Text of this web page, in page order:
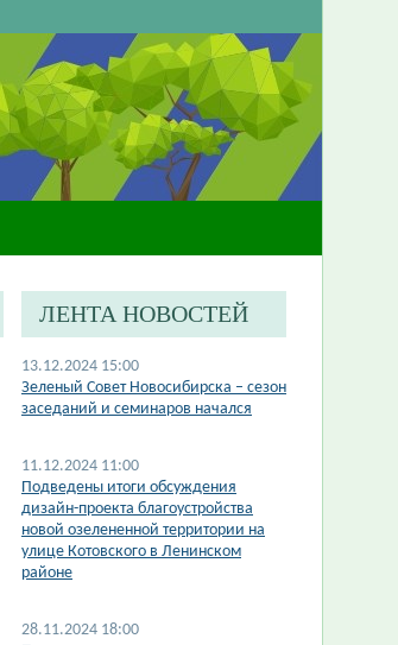
ЛЕНТА НОВОСТЕЙ
13.12.2024 15:00
​Зеленый Совет Новосибирска – сезон
заседаний и семинаров начался
11.12.2024 11:00
Подведены итоги обсуждения
дизайн-проекта благоустройства
новой озелененной территории на
улице Котовского в Ленинском
районе
28.11.2024 18:00